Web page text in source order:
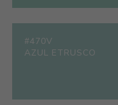
#470V
AZUL ETRUSCO